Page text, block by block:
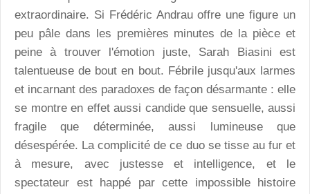
extraordinaire. Si Frédéric Andrau offre une figure un
peu pâle dans les premières minutes de la pièce et
peine à trouver l'émotion juste, Sarah Biasini est
talentueuse de bout en bout. Fébrile jusqu'aux larmes
et incarnant des paradoxes de façon désarmante : elle
se montre en effet aussi candide que sensuelle, aussi
fragile que déterminée, aussi lumineuse que
désespérée. La complicité de ce duo se tisse au fur et
à mesure, avec justesse et intelligence, et le
spectateur est happé par cette impossible histoire